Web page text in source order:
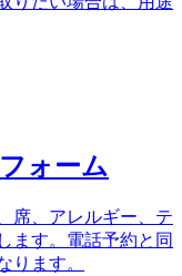
ォーム
席、アレルギー、テ
ます。電話予約と同
ります。